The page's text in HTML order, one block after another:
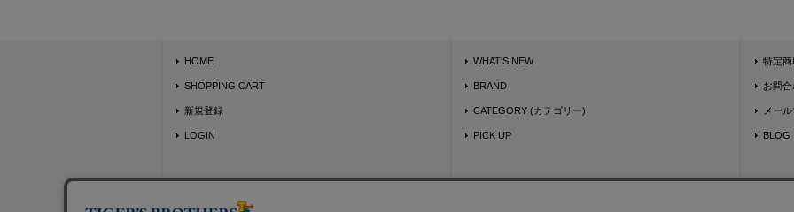
HOME
SHOPPING CART
新規登録
LOGIN
WHAT'S NEW
BRAND
CATEGORY (カテゴリー)
PICK UP
特定
お問
メー
BLOG